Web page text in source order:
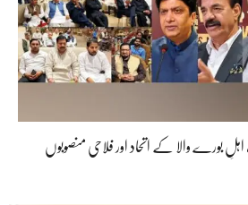
اہلِ بورے والا کے اتحاد اور فلاحی منصوبوں